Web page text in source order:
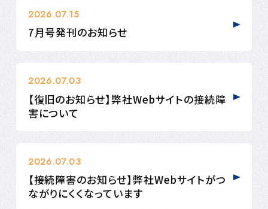
2026.07.15
7月号発刊のお知らせ
2026.07.03
【復旧のお知らせ】弊社Webサイトの接続障
害について
2026.07.03
【接続障害のお知らせ】弊社Webサイトがつ
ながりにくくなっています